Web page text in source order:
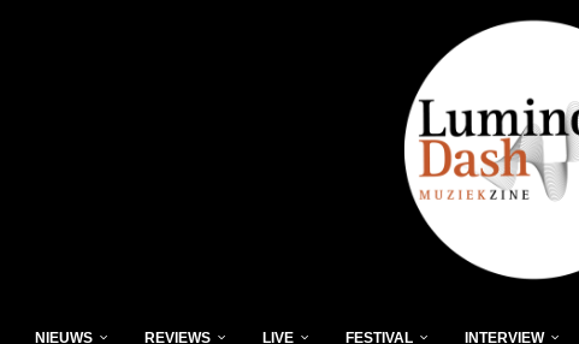
NIEUWS REVIEWS LIVE FESTIVAL INTERVIEW